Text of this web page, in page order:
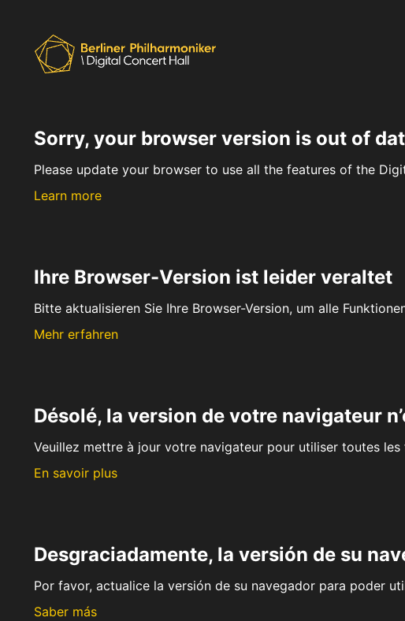
Sorry, your browser version is out of
Please update your browser to use all the features of the
Learn more
Ihre Browser-Version ist leider veraltet
Bitte aktualisieren Sie Ihre Browser-Version, um alle
Mehr erfahren
Désolé, la version de votre navigateur
Veuillez mettre à jour votre navigateur pour utiliser toutes
En savoir plus
Desgraciadamente, la versión de su
Por favor, actualice la versión de su navegador para poder
Saber más